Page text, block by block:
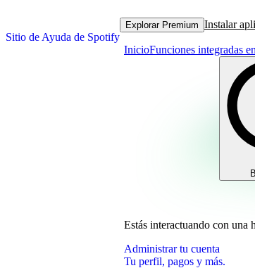
Sitio de Ayuda de Spotify
Explorar Premium Instalar
InicioFunciones integradas
Estás interactuando con una
Administrar tu cuenta
Tu perfil, pagos y más.